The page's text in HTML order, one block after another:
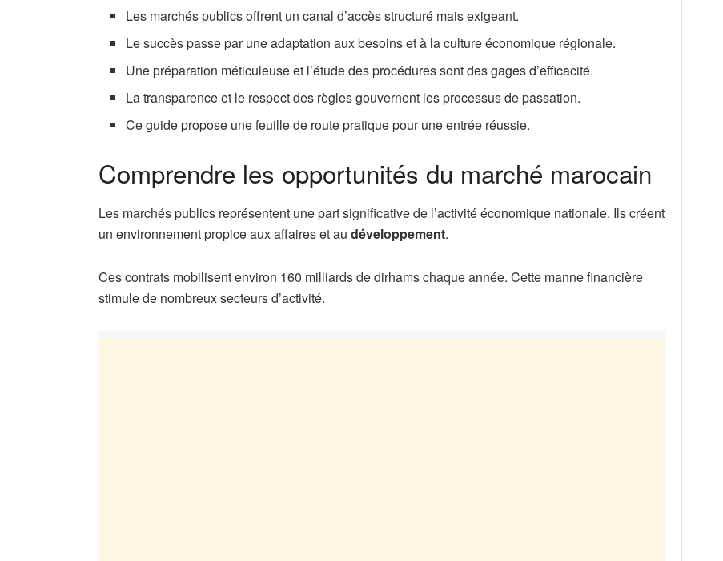
Les marchés publics offrent un canal d’accès structuré mais exigeant.
Le succès passe par une adaptation aux besoins et à la culture économique régionale.
Une préparation méticuleuse et l’étude des procédures sont des gages d’efficacité.
La transparence et le respect des règles gouvernent les processus de passation.
Ce guide propose une feuille de route pratique pour une entrée réussie.
Comprendre les opportunités du marché marocain
Les marchés publics représentent une part significative de l’activité économique nationale. Ils créent
un environnement propice aux affaires et au développement.
Ces contrats mobilisent environ 160 milliards de dirhams chaque année. Cette manne financière
stimule de nombreux secteurs d’activité.